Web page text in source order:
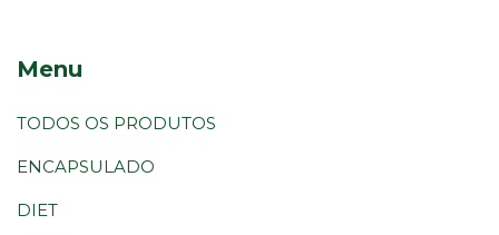
Menu
TODOS OS PRODUTOS
ENCAPSULADO
DIET